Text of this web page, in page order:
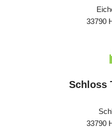
33790
Schloss
33790